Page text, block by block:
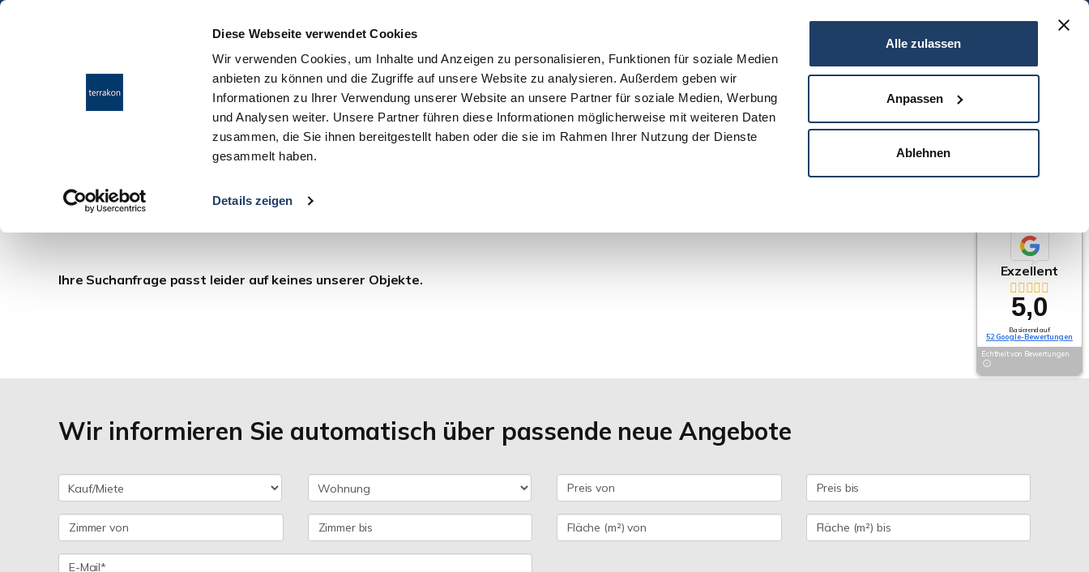
Diese Webseite verwendet Cookies
Wir verwenden Cookies, um Inhalte und Anzeigen zu personalisieren, Funktionen für soziale Medien
anbieten zu können und die Zugriffe auf unsere Website zu analysieren. Außerdem geben wir
Informationen zu Ihrer Verwendung unserer Website an unsere Partner für soziale Medien, Werbung
und Analysen weiter. Unsere Partner führen diese Informationen möglicherweise mit weiteren Daten
zusammen, die Sie ihnen bereitgestellt haben oder die sie im Rahmen Ihrer Nutzung der Dienste
gesammelt haben.
Details zeigen
Alle zulassen
Anpassen
Ablehnen
START IMMOBILIEN EIGENTÜMER INTERESSENTEN
Häuser Trebur
Ihre Suchanfrage passt leider auf keines unserer Objekte.
Wir informieren Sie automatisch über passende neue Angebote
Exzellent
5,0
Basierend auf
52 Google-Bewertungen
Echtheit von Bewertungen